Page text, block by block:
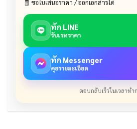
🧾 ขอใบเสนอราคา / ออกเอกสารได้
ทัก LINE
รับเรทราคา
ทัก Messenger
คุยรายละเอียด
ตอบกลับเร็วในเวลาทำ